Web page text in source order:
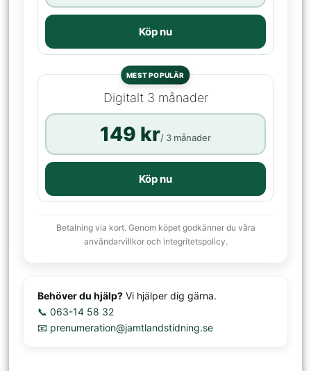
Köp nu
MEST POPULÄR
Digitalt 3 månader
149 kr/ 3 månader
Köp nu
Betalning via kort. Genom köpet godkänner du våra
användarvillkor och integritetspolicy.
Behöver du hjälp? Vi hjälper dig gärna.
📞 063-14 58 32
📧 prenumeration@jamtlandstidning.se